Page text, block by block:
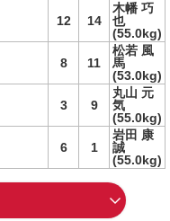
12 14
木幡 巧
也
(55.0kg)
8 11
松若 風
馬
(53.0kg)
3 9
丸山 元
気
(55.0kg)
6 1
岩田 康
誠
(55.0kg)